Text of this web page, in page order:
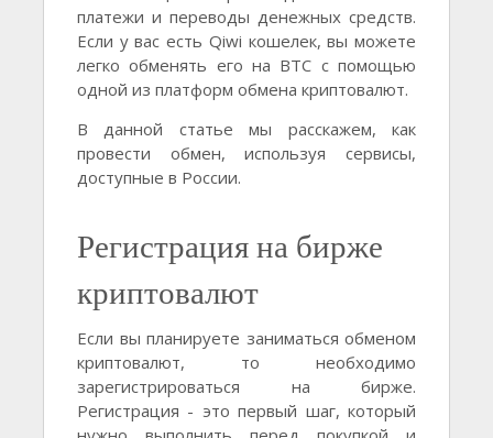
платежи и переводы денежных средств.
Если у вас есть Qiwi кошелек, вы можете
легко обменять его на BTC с помощью
одной из платформ обмена криптовалют.
В данной статье мы расскажем, как
провести обмен, используя сервисы,
доступные в России.
Регистрация на бирже
криптовалют
Если вы планируете заниматься обменом
криптовалют, то необходимо
зарегистрироваться на бирже.
Регистрация - это первый шаг, который